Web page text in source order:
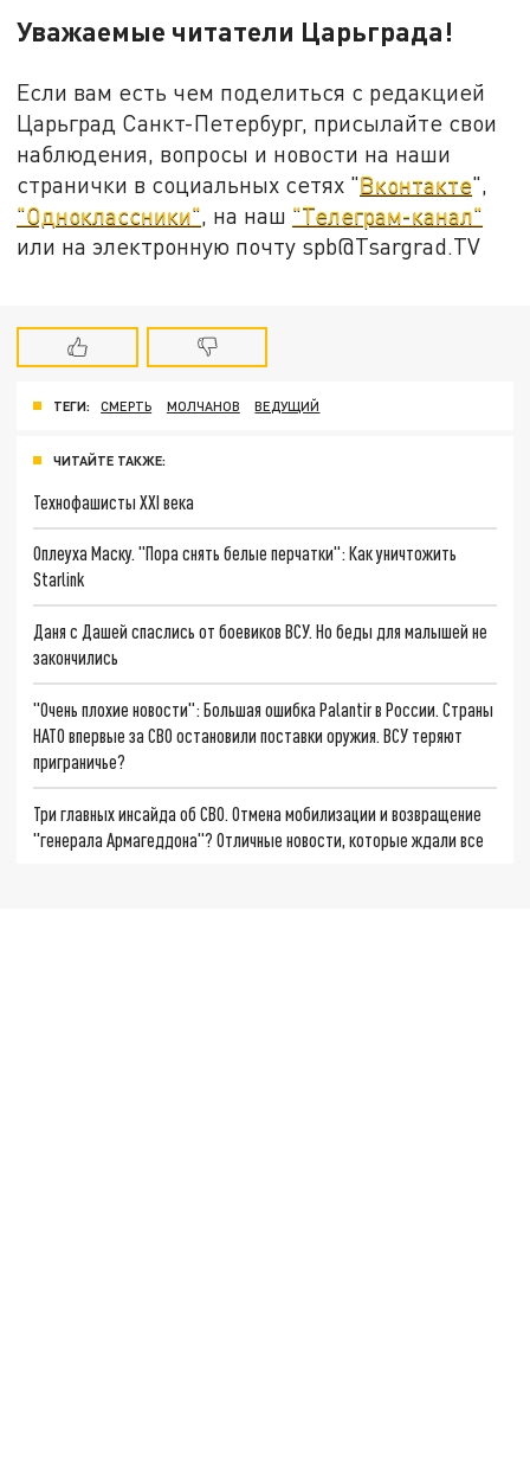
Уважаемые читатели Царьграда!
Если вам есть чем поделиться с редакцией
Царьград Санкт-Петербург, присылайте свои
наблюдения, вопросы и новости на наши
странички в социальных сетях "Вконтакте",
"Одноклассники", на наш "Телеграм-канал"
или на электронную почту spb@Tsargrad.TV
ТЕГИ: СМЕРТЬ МОЛЧАНОВ ВЕДУЩИЙ
ЧИТАЙТЕ ТАКЖЕ:
Технофашисты XXI века
Оплеуха Маску. "Пора снять белые перчатки": Как уничтожить
Starlink
Даня с Дашей спаслись от боевиков ВСУ. Но беды для малышей не
закончились
"Очень плохие новости": Большая ошибка Palantir в России. Страны
НАТО впервые за СВО остановили поставки оружия. ВСУ теряют
приграничье?
Три главных инсайда об СВО. Отмена мобилизации и возвращение
"генерала Армагеддона"? Отличные новости, которые ждали все